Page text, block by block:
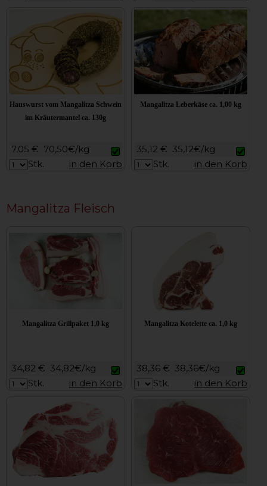
Hauswurst vom Mangalitza Schwein
im Kräutermantel ca. 130g
7,05 € 70,50€/kg
Stk.
in den Korb
Mangalitza Leberkäse ca. 1,00 kg
35,12 € 35,12€/kg
Stk.
in den Korb
Mangalitza Fleisch
Mangalitza Grillpaket 1,0 kg
34,82 € 34,82€/kg
Stk.
in den Korb
Mangalitza Kotelette ca. 1,0 kg
38,36 € 38,36€/kg
Stk.
in den Korb